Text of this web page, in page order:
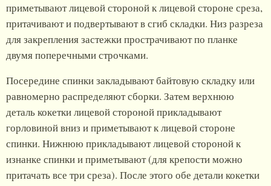
приметывают лицевой стороной к лицевой стороне среза,
притачивают и подвертывают в сгиб складки. Низ разреза
для закрепления застежки прострачивают по планке
двумя поперечными строчками.
Посередине спинки закладывают байтовую складку или
равномерно распределяют сборки. Затем верхнюю
деталь кокетки лицевой стороной прикладывают
горловиной вниз и приметывают к лицевой стороне
спинки. Нижнюю прикладывают лицевой стороной к
изнанке спинки и приметывают (для крепости можно
притачать все три среза). После этого обе детали кокетки